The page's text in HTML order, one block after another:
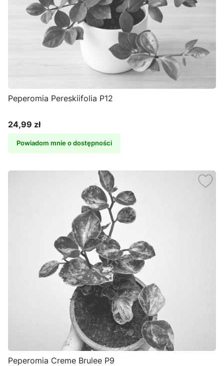
Peperomia Pereskiifolia P12
Cena
24,99 zł
Powiadom mnie o dostępności
Peperomia Creme Brulee P9